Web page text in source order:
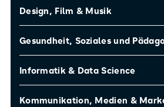
Design, Film & Musik
Gesundheit, Soziales und
Informatik & Data Science
Kommunikation, Medien &